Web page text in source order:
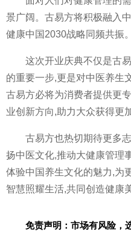
景广阔。古易方将积极融入
健康中国2030战略同频共振。
这次开业庆典不仅是古
的重要一步,更是对中医养生
古易方必将为消费者提供更
业创新方向,助力大众获得更
古易方也热切期待更多
扬中医文化,推动大健康管理
体验中国养生文化的魅力,为
智慧照耀生活,共同创造健康
免责声明：市场有风险，